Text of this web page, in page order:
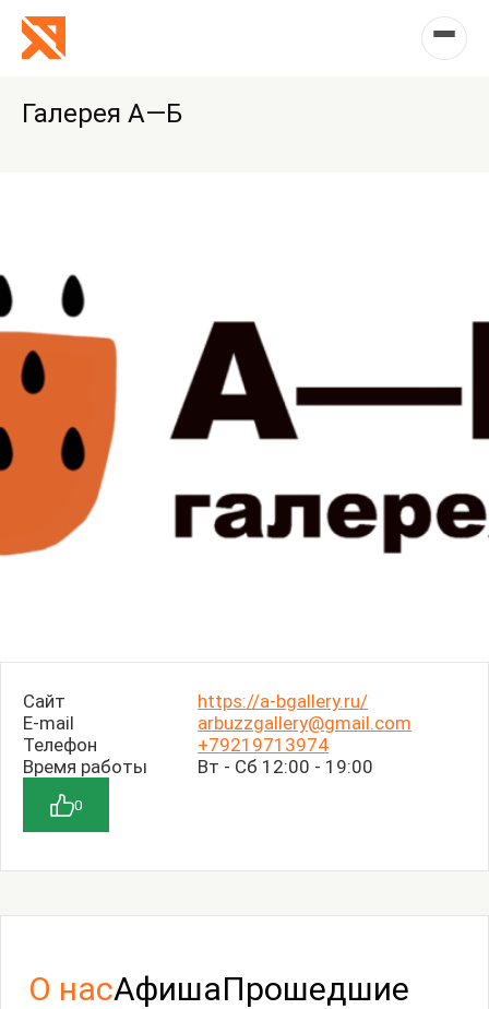
Галерея А—Б
Сайт
https://a-bgallery.ru/
E-mail
arbuzzgallery@gmail.com
Телефон
+79219713974
Время работы
Вт - Сб 12:00 - 19:00
0
О насАфишаПрошедшие